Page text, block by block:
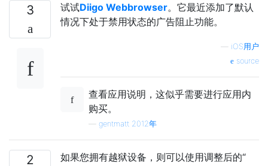
3 试试Diigo Webbrowser。它最近添加了默认
情况下处于禁用状态的广告阻止功能。
iOS用户
source
查看应用说明，这似乎需要进行应用内
购买。
gentmatt 2012年
2
如果您拥有越狱设备，则可以使用调整后的“